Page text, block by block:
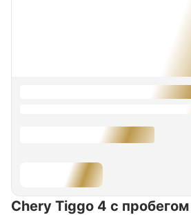
Chery Tiggo 4 с пробегом